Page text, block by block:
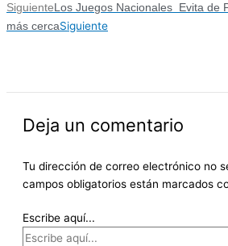
Siguiente Los Juegos Nacionales Evita de
más cercaSiguiente
Deja un comentario
Tu dirección de correo electrónico no
campos obligatorios están marcados
Escribe aquí...